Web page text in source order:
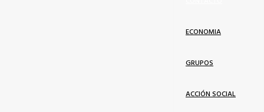
ECONOMIA
GRUPOS
ACCIÓN SOCIAL